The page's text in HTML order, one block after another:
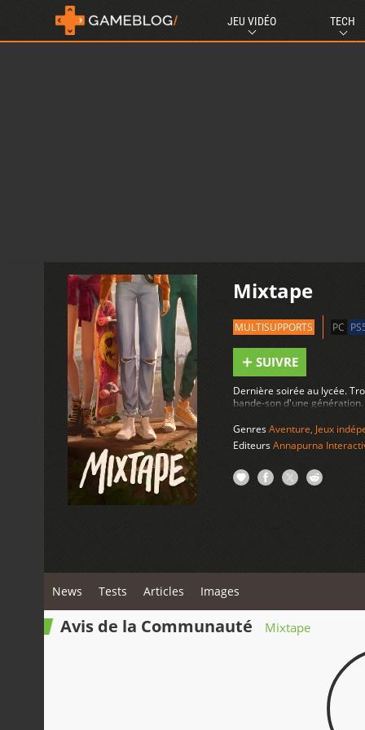
JEU VIDÉO TECH
Mixtape
MULTISUPPORTS PC
SUIVRE
Dernière soirée au lycée.
bande-son d'une génération.
GenresAventure, Jeux
EditeursAnnapurna
News Tests Articles Images
Avis de la Communauté Mixtape